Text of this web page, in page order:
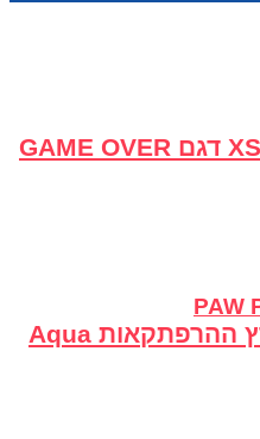
רכב אקווה של רוקי מפרץ ההרפתקאות Aqua